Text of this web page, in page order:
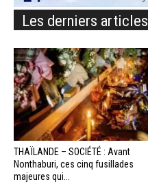
Les derniers articles
THAÏLANDE – SOCIÉTÉ : Avant
Nonthaburi, ces cinq fusillades
majeures qui...